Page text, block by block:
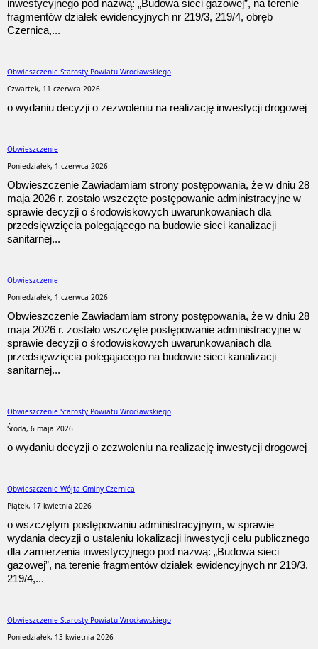
inwestycyjnego pod nazwą: „Budowa sieci gazowej”, na terenie
fragmentów działek ewidencyjnych nr 219/3, 219/4, obręb
Czernica,...
Obwieszczenie Starosty Powiatu Wrocławskiego
Czwartek, 11 czerwca 2026
o wydaniu decyzji o zezwoleniu na realizację inwestycji drogowej
Obwieszczenie
Poniedziałek, 1 czerwca 2026
Obwieszczenie Zawiadamiam strony postępowania, że w dniu 28
maja 2026 r. zostało wszczęte postępowanie administracyjne w
sprawie decyzji o środowiskowych uwarunkowaniach dla
przedsięwzięcia polegającego na budowie sieci kanalizacji
sanitarnej...
Obwieszczenie
Poniedziałek, 1 czerwca 2026
Obwieszczenie Zawiadamiam strony postępowania, że w dniu 28
maja 2026 r. zostało wszczęte postępowanie administracyjne w
sprawie decyzji o środowiskowych uwarunkowaniach dla
przedsięwzięcia polegąjacego na budowie sieci kanalizacji
sanitarnej...
Obwieszczenie Starosty Powiatu Wrocławskiego
Środa, 6 maja 2026
o wydaniu decyzji o zezwoleniu na realizację inwestycji drogowej
Obwieszczenie Wójta Gminy Czernica
Piątek, 17 kwietnia 2026
o wszczętym postępowaniu administracyjnym, w sprawie
wydania decyzji o ustaleniu lokalizacji inwestycji celu publicznego
dla zamierzenia inwestycyjnego pod nazwą: „Budowa sieci
gazowej”, na terenie fragmentów działek ewidencyjnych nr 219/3,
219/4,...
Obwieszczenie Starosty Powiatu Wrocławskiego
Poniedziałek, 13 kwietnia 2026